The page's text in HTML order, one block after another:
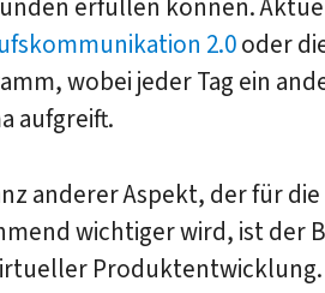
erfüllen können.
2.0oder
wobei jeder Tag ein
aufgreift.
anderer Aspekt, der für
wichtiger wird, ist der
Produktentwicklung.